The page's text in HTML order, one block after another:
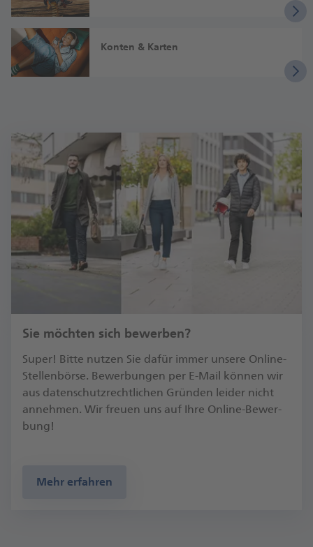
Konten & Karten
Sie möchten sich bewerben?
Su­per! Bit­te nut­zen Sie da­für im­mer un­se­re On­line-
Stel­len­bör­se. Be­wer­bun­gen per E-Mail kön­nen wir
aus da­ten­schutz­recht­li­chen Grün­den lei­der nicht
an­neh­men. Wir freu­en uns auf Ih­re On­line-Be­wer­
bung!
Mehr erfahren